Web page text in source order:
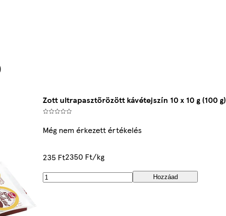
Zott ultrapasztőrözött kávétejszín 10 x 10 g (100 g)
Még nem érkezett értékelés
235 Ft2350 Ft/kg
Hozzáad